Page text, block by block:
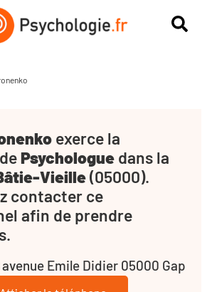
exerce la
Psychologue dans la
Vieille(05000).
contacter ce
afin de prendre
Emile Didier 05000 Gap